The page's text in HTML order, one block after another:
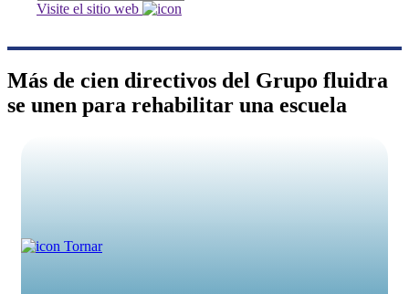
Visite el sitio web
Más de cien directivos del Grupo fluidra
se unen para rehabilitar una escuela
Tornar